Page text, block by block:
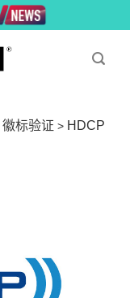
徽标验证 > HDCP